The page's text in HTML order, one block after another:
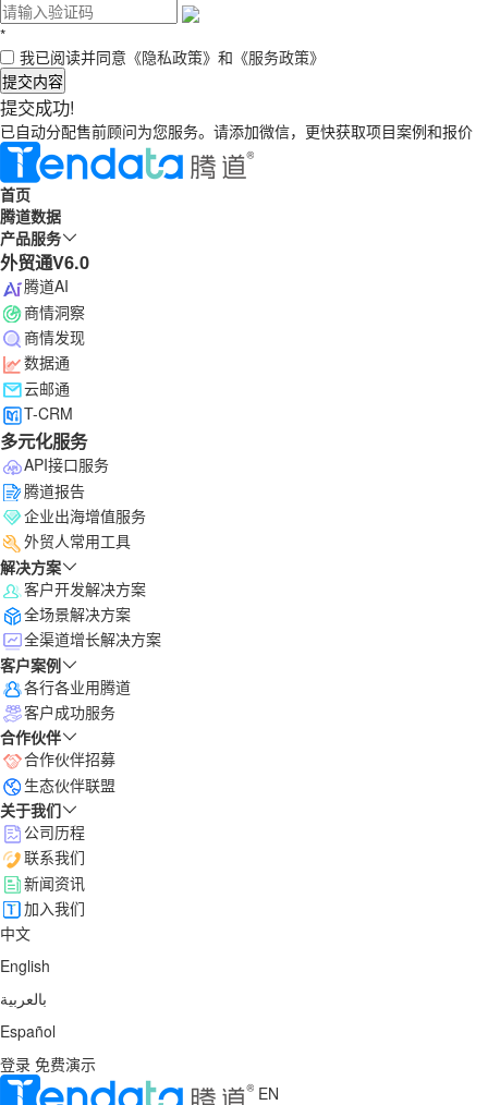
*
我已阅读并同意 《隐私政策》 和 《服务政策》
提交内容
提交成功!
已自动分配售前顾问为您服务。请添加微信，更快获取项目案例和报价
首页
腾道数据
产品服务
外贸通V6.0
腾道AI
商情洞察
商情发现
数据通
云邮通
T-CRM
多元化服务
API接口服务
腾道报告
企业出海增值服务
外贸人常用工具
解决方案
客户开发解决方案
全场景解决方案
全渠道增长解决方案
客户案例
各行各业用腾道
客户成功服务
合作伙伴
合作伙伴招募
生态伙伴联盟
关于我们
公司历程
联系我们
新闻资讯
加入我们
中文
English
بالعربية
Español
登录 免费演示
EN